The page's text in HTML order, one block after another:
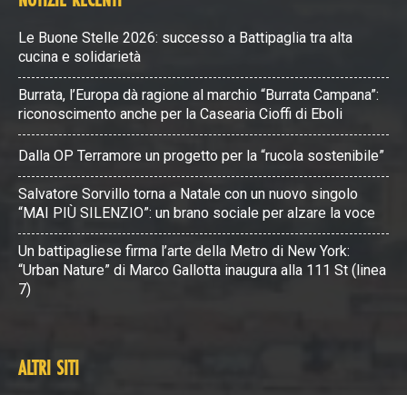
Le Buone Stelle 2026: successo a Battipaglia tra alta
cucina e solidarietà
Burrata, l’Europa dà ragione al marchio “Burrata Campana”:
riconoscimento anche per la Casearia Cioffi di Eboli
Dalla OP Terramore un progetto per la “rucola sostenibile”
Salvatore Sorvillo torna a Natale con un nuovo singolo
“MAI PIÙ SILENZIO”: un brano sociale per alzare la voce
Un battipagliese firma l’arte della Metro di New York:
“Urban Nature” di Marco Gallotta inaugura alla 111 St (linea
7)
ALTRI SITI